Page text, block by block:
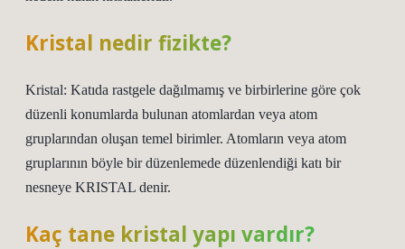
Kristal nedir fizikte?
Kristal: Katıda rastgele dağılmamış ve birbirlerine göre çok
düzenli konumlarda bulunan atomlardan veya atom
gruplarından oluşan temel birimler. Atomların veya atom
gruplarının böyle bir düzenlemede düzenlendiği katı bir
nesneye KRISTAL denir.
Kaç tane kristal yapı vardır?